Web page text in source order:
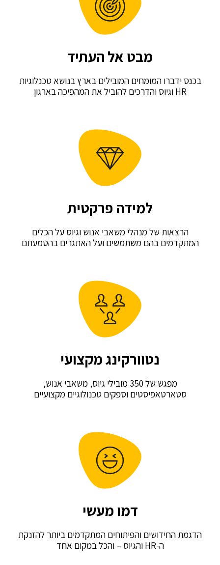
מבט אל העתיד
המומחים המובילים בארץ בנושא טכנלוגיות
למידה פרקטית
של מנהלי משאבי אנוש וגיוס על הכלים
בהם משתמשים ועל האתגרים בהטמעתם
נטוורקינג מקצועי
מפגש של 350 מובילי גיוס, משאבי אנוש,
וספקים טכנולוגיים מקצועיים
דמו מעשי
והפיתוחים המתקדמים ביותר להזנקת